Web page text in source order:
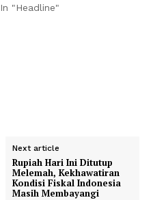
In "Headline"
Next article
Rupiah Hari Ini Ditutup
Melemah, Kekhawatiran
Kondisi Fiskal Indonesia
Masih Membayangi